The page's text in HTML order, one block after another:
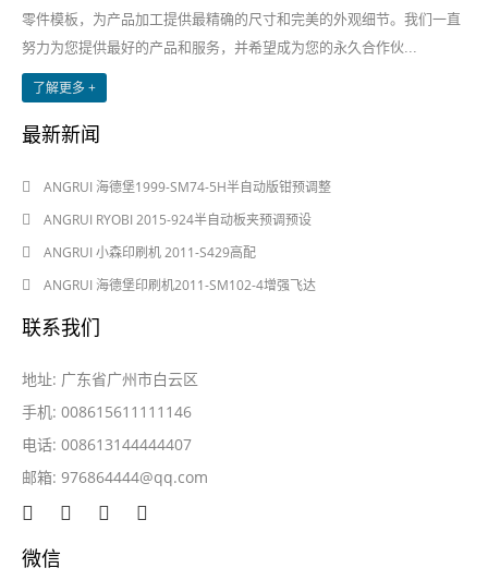
零件模板，为产品加工提供最精确的尺寸和完美的外观细节。我们一直
努力为您提供最好的产品和服务，并希望成为您的永久合作伙...
了解更多 +
最新新闻
ANGRUI 海德堡1999-SM74-5H半自动版钳预调整
ANGRUI RYOBI 2015-924半自动板夹预调预设
ANGRUI 小森印刷机 2011-S429高配
ANGRUI 海德堡印刷机2011-SM102-4增强飞达
联系我们
地址: 广东省广州市白云区
手机: 008615611111146
电话: 008613144444407
邮箱: 976864444@qq.com
微信